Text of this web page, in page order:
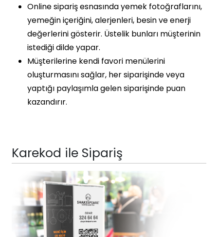
Online sipariş esnasında yemek fotoğraflarını,
yemeğin içeriğini, alerjenleri, besin ve enerji
değerlerini gösterir. Üstelik bunları müşterinin
istediği dilde yapar.
Müşterilerine kendi favori menülerini
oluşturmasını sağlar, her siparişinde veya
yaptığı paylaşımla gelen siparişinde puan
kazandırır.
Karekod ile Sipariş